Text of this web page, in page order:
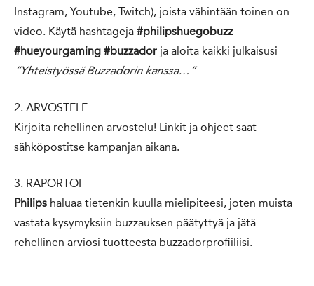
Instagram, Youtube, Twitch), joista vähintään toinen on
video. Käytä hashtageja #philipshuegobuzz
#hueyourgaming #buzzador ja aloita kaikki julkaisusi
”Yhteistyössä Buzzadorin kanssa…”
2. ARVOSTELE
Kirjoita rehellinen arvostelu! Linkit ja ohjeet saat
sähköpostitse kampanjan aikana.
3. RAPORTOI
Philips haluaa tietenkin kuulla mielipiteesi, joten muista
vastata kysymyksiin buzzauksen päätyttyä ja jätä
rehellinen arviosi tuotteesta buzzadorprofiiliisi.